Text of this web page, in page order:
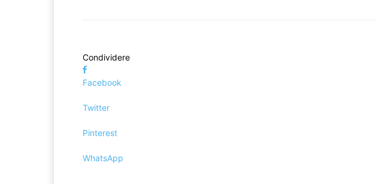
Condividere
Facebook
Twitter
Pinterest
WhatsApp